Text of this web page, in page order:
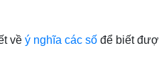
về ý nghĩa các số để biết